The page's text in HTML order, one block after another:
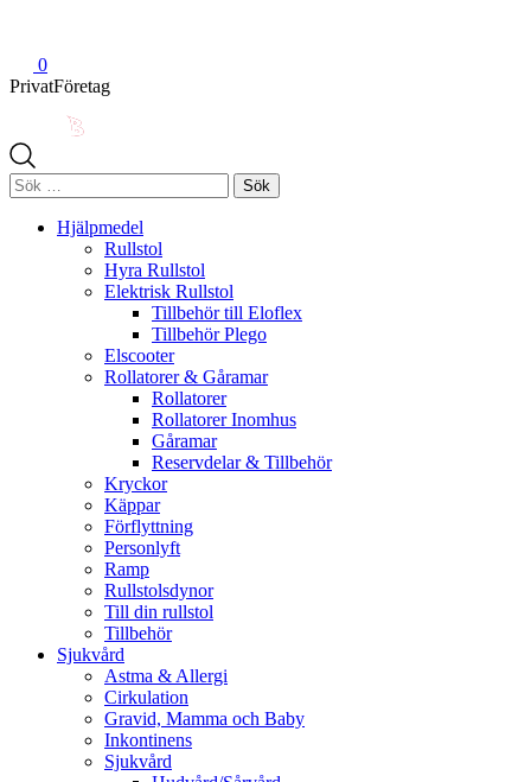
0
PrivatFöretag
Sök
efter:
Hjälpmedel
Rullstol
Hyra Rullstol
Elektrisk Rullstol
Tillbehör till Eloflex
Tillbehör Plego
Elscooter
Rollatorer & Gåramar
Rollatorer
Rollatorer Inomhus
Gåramar
Reservdelar & Tillbehör
Kryckor
Käppar
Förflyttning
Personlyft
Ramp
Rullstolsdynor
Till din rullstol
Tillbehör
Sjukvård
Astma & Allergi
Cirkulation
Gravid, Mamma och Baby
Inkontinens
Sjukvård